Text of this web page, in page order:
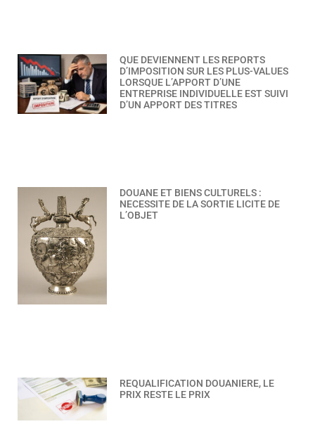
QUE DEVIENNENT LES REPORTS
D’IMPOSITION SUR LES PLUS-VALUES
LORSQUE L’APPORT D’UNE
ENTREPRISE INDIVIDUELLE EST SUIVI
D’UN APPORT DES TITRES
DOUANE ET BIENS CULTURELS :
NECESSITE DE LA SORTIE LICITE DE
L’OBJET
REQUALIFICATION DOUANIERE, LE
PRIX RESTE LE PRIX